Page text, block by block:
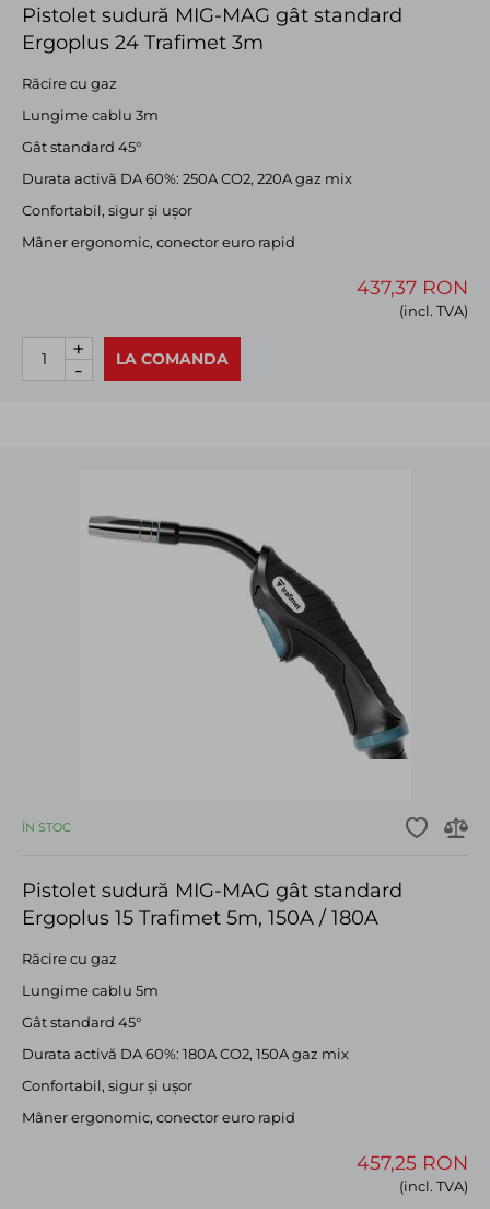
Pistolet sudură MIG-MAG gât standard
Ergoplus 24 Trafimet 3m
Răcire cu gaz
Lungime cablu 3m
Gât standard 45°
Durata activă DA 60%: 250A CO2, 220A gaz mix
Confortabil, sigur și ușor
Mâner ergonomic, conector euro rapid
437,37 RON
(incl. TVA)
LA COMANDA
+
-
ÎN STOC
Pistolet sudură MIG-MAG gât standard
Ergoplus 15 Trafimet 5m, 150A / 180A
Răcire cu gaz
Lungime cablu 5m
Gât standard 45°
Durata activă DA 60%: 180A CO2, 150A gaz mix
Confortabil, sigur și ușor
Mâner ergonomic, conector euro rapid
457,25 RON
(incl. TVA)